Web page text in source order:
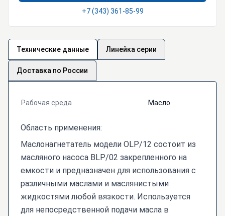
+7 (343) 361-85-99
Технические данные Линейка серии
Доставка по России
Рабочая среда Масло
Область применения:
Маслонагнетатель модели OLP/12 состоит из
масляного насоса BLP/02 закрепленного на
емкости и предназначен для использования с
различными маслами и маслянистыми
жидкостями любой вязкости. Используется
для непосредственной подачи масла в